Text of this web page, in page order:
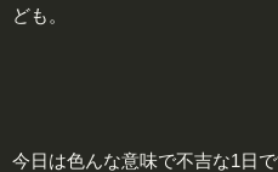
ども。
今日は色んな意味で不吉な1日で